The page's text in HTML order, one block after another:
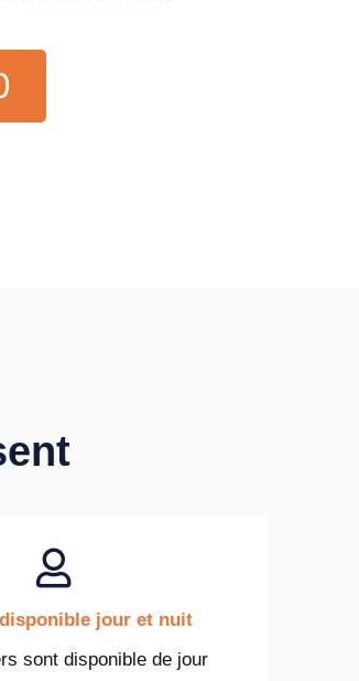
jour et nuit
sont disponible de jour